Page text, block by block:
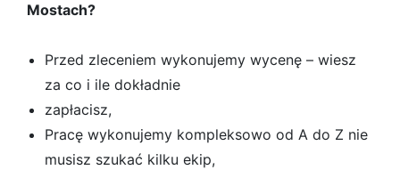
Mostach?
Przed zleceniem wykonujemy wycenę – wiesz
za co i ile dokładnie
zapłacisz,
Pracę wykonujemy kompleksowo od A do Z nie
musisz szukać kilku ekip,